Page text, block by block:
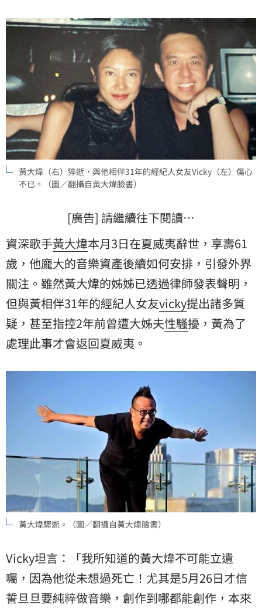
黃大煒（右）猝逝，與他相伴31年的經紀人女友Vicky（左）傷心
不已。（圖／翻攝自黃大煒臉書）
[廣告] 請繼續往下閱讀…
資深歌手黃大煒本月3日在夏威夷辭世，享壽61
歲，他龐大的音樂資產後續如何安排，引發外界
關注。雖然黃大煒的姊姊已透過律師發表聲明，
但與黃相伴31年的經紀人女友vicky提出諸多質
疑，甚至指控2年前曾遭大姊夫性騷擾，黃為了
處理此事才會返回夏威夷。
黃大煒驟逝。（圖／翻攝自黃大煒臉書）
Vicky坦言：「我所知道的黃大煒不可能立遺
囑，因為他從未想過死亡！尤其是5月26日才信
誓旦旦要純粹做音樂，創作到哪都能創作，本來